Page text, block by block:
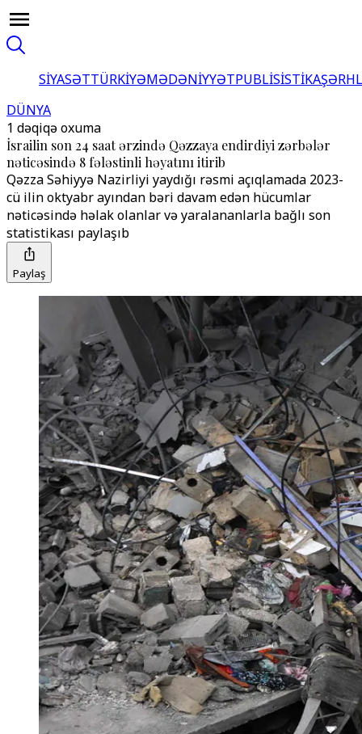
SİYASƏTTÜRKİYƏMƏDƏNİYYƏTPUBLİSİSTİKA
DÜNYA
1 dəqiqə oxuma
İsrailin son 24 saat ərzində Qəzzaya endirdiyi zərbələr
nəticəsində 8 fələstinli həyatını itirib
Qəzza Səhiyyə Nazirliyi yaydığı rəsmi açıqlamada 2023-
cü ilin oktyabr ayından bəri davam edən hücumlar
nəticəsində həlak olanlar və yaralananlarla bağlı son
statistikası paylaşıb
Paylaş